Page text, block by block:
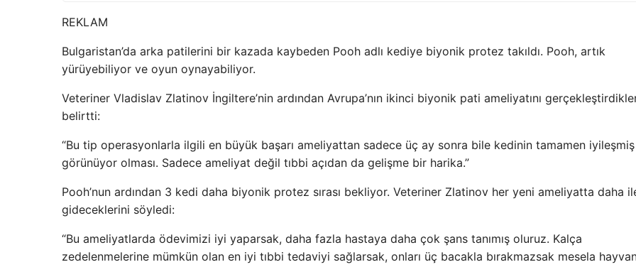
REKLAM
Bulgaristan’da arka patilerini bir kazada kaybeden Pooh adlı kediye biyonik protez takıldı. Pooh, artık
yürüyebiliyor ve oyun oynayabiliyor.
Veteriner Vladislav Zlatinov İngiltere’nin ardından Avrupa’nın ikinci biyonik pati ameliyatını
belirtti:
“Bu tip operasyonlarla ilgili en büyük başarı ameliyattan sadece üç ay sonra bile kedinin tamamen iyileşmiş
görünüyor olması. Sadece ameliyat değil tıbbi açıdan da gelişme bir harika.”
Pooh’nun ardından 3 kedi daha biyonik protez sırası bekliyor. Veteriner Zlatinov her yeni ameliyatta daha
gideceklerini söyledi:
“Bu ameliyatlarda ödevimizi iyi yaparsak, daha fazla hastaya daha çok şans tanımış oluruz. Kalça
zedelenmelerine mümkün olan en iyi tıbbi tedaviyi sağlarsak, onları üç bacakla bırakmazsak mesela